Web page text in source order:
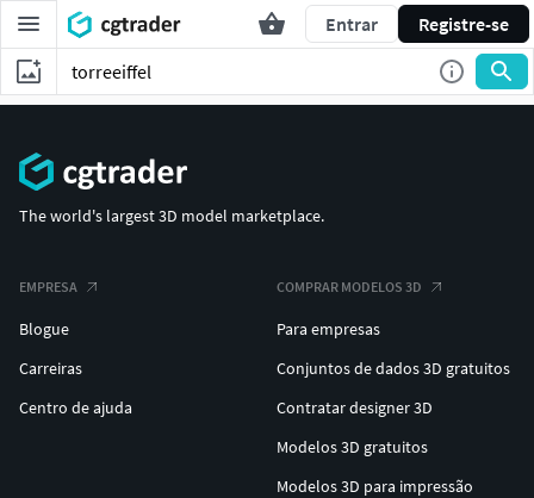
Entrar Registre-se
The world's largest 3D model marketplace.
EMPRESA
Blogue
Carreiras
Centro de ajuda
COMPRAR MODELOS 3D
Para empresas
Conjuntos de dados 3D gratuitos
Contratar designer 3D
Modelos 3D gratuitos
Modelos 3D para impressão